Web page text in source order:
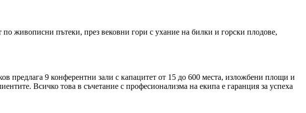
живописни пътеки, през вековни гори с ухание на билки и горски плодове,
предлага 9 конферентни зали с капацитет от 15 до 600 места, изложбени площи и
Всичко това в съчетание с професионализма на екипа е гаранция за успеха